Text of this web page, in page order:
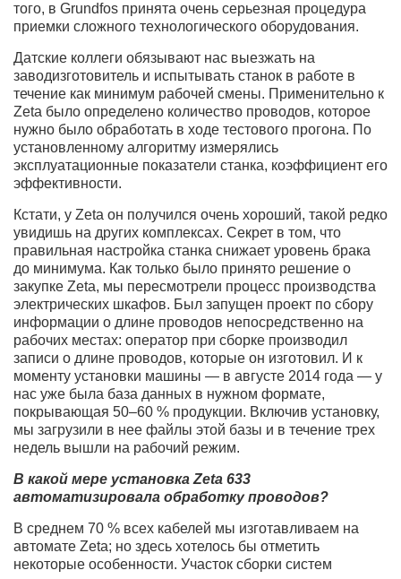
того, в Grundfos принята очень серьезная процедура
приемки сложного технологического оборудования.
Датские коллеги обязывают нас выезжать на
заводизготовитель и испытывать станок в работе в
течение как минимум рабочей смены. Применительно к
Zeta было определено количество проводов, которое
нужно было обработать в ходе тестового прогона. По
установленному алгоритму измерялись
эксплуатационные показатели станка, коэффициент его
эффективности.
Кстати, у Zeta он получился очень хороший, такой редко
увидишь на других комплексах. Секрет в том, что
правильная настройка станка снижает уровень брака
до минимума. Как только было принято решение о
закупке Zeta, мы пересмотрели процесс производства
электрических шкафов. Был запущен проект по сбору
информации о длине проводов непосредственно на
рабочих местах: оператор при сборке производил
записи о длине проводов, которые он изготовил. И к
моменту установки машины — в августе 2014 года — у
нас уже была база данных в нужном формате,
покрывающая 50–60 % продукции. Включив установку,
мы загрузили в нее файлы этой базы и в течение трех
недель вышли на рабочий режим.
В какой мере установка Zeta 633
автоматизировала обработку проводов?
В среднем 70 % всех кабелей мы изготавливаем на
автомате Zeta; но здесь хотелось бы отметить
некоторые особенности. Участок сборки систем